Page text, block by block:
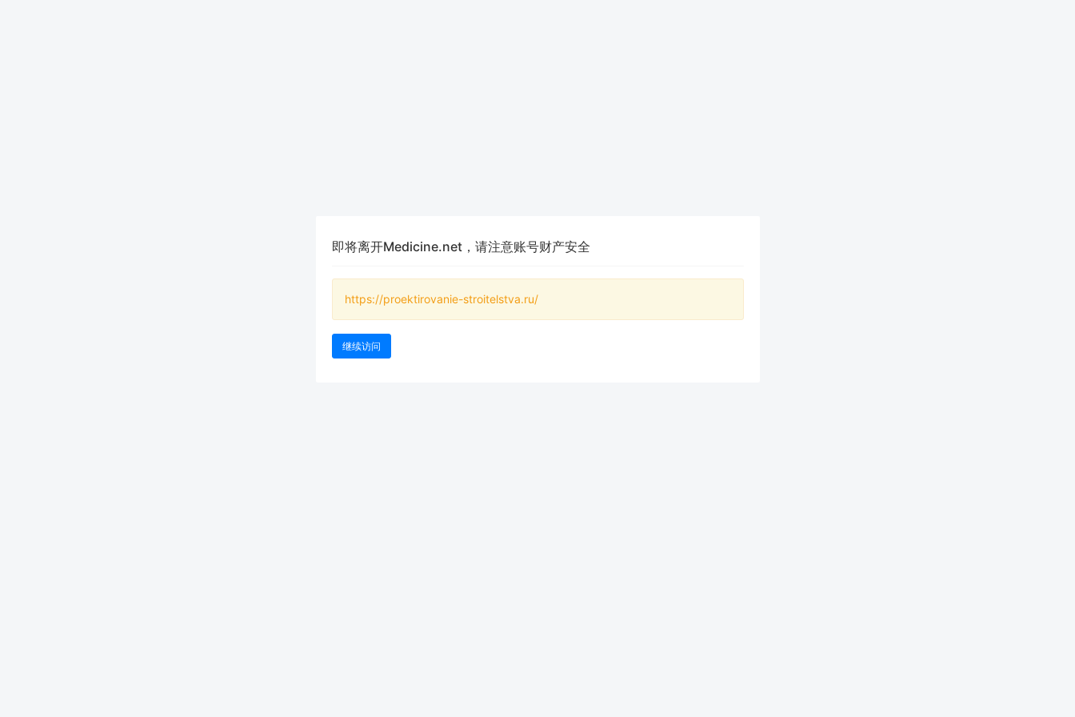
即将离开Medicine.net，请注意账号财产安全
https://proektirovanie-stroitelstva.ru/
继续访问